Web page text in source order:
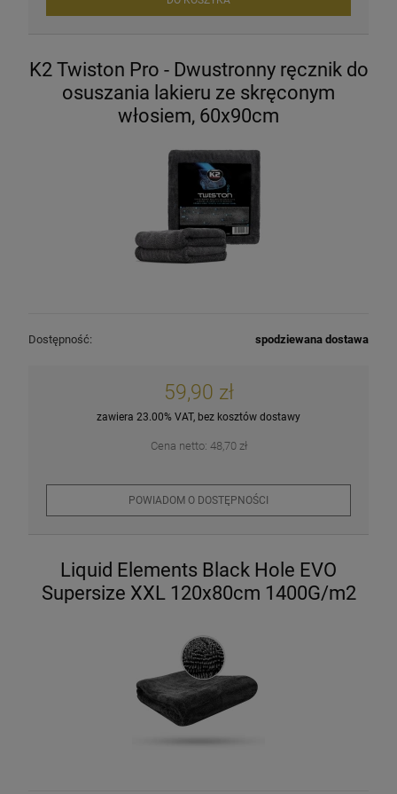
K2 Twiston Pro - Dwustronny ręcznik do
osuszania lakieru ze skręconym
włosiem, 60x90cm
Dostępność: spodziewana dostawa
59,90 zł
zawiera 23.00% VAT, bez kosztów dostawy
Cena netto: 48,70 zł
POWIADOM O DOSTĘPNOŚCI
Liquid Elements Black Hole EVO
Supersize XXL 120x80cm 1400G/m2